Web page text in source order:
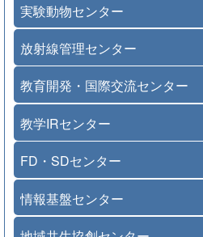
実験動物センター
放射線管理センター
教育開発・国際交流センター
教学IRセンター
FD・SDセンター
情報基盤センター